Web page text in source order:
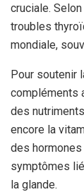
cruciale.
troubles
mondiale,
Pour soutenir
compléments
des
encore la
des
symptômes
la glande.